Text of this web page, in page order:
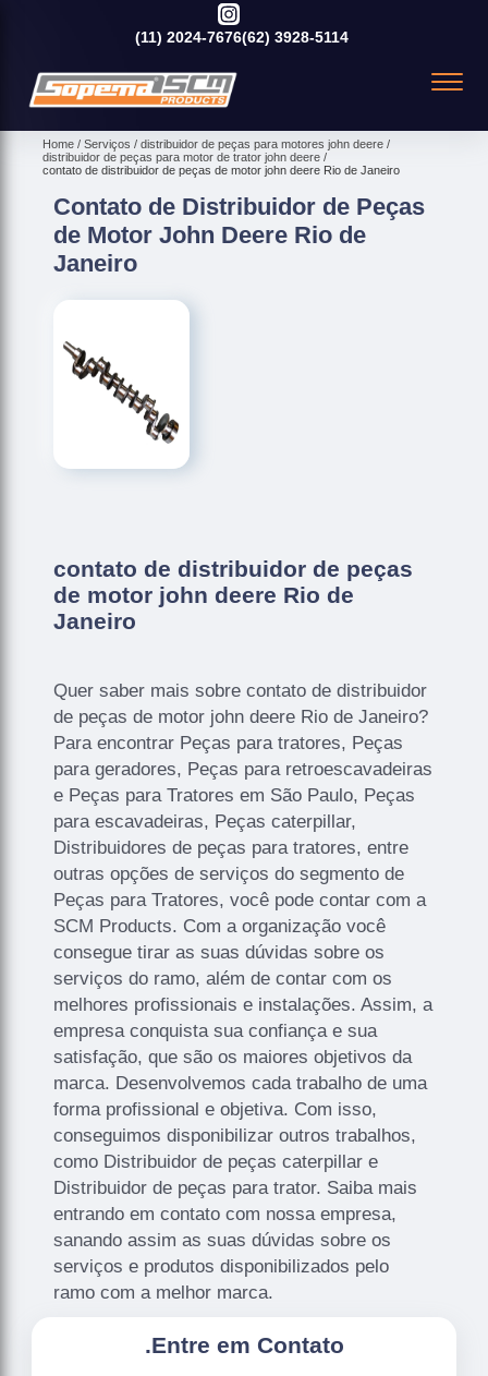
(11) 2024-7676(62) 3928-5114
Home Serviços
distribuidor de peças para motores john deere
distribuidor de peças para motor de trator john deere
contato de distribuidor de peças de motor john deere Rio de Janeiro
Contato de Distribuidor de Peças
de Motor John Deere Rio de
Janeiro
contato de distribuidor de peças
de motor john deere Rio de
Janeiro
Quer saber mais sobre contato de distribuidor
de peças de motor john deere Rio de Janeiro?
Para encontrar Peças para tratores, Peças
para geradores, Peças para retroescavadeiras
e Peças para Tratores em São Paulo, Peças
para escavadeiras, Peças caterpillar,
Distribuidores de peças para tratores, entre
outras opções de serviços do segmento de
Peças para Tratores, você pode contar com a
SCM Products. Com a organização você
consegue tirar as suas dúvidas sobre os
serviços do ramo, além de contar com os
melhores profissionais e instalações. Assim, a
empresa conquista sua confiança e sua
satisfação, que são os maiores objetivos da
marca. Desenvolvemos cada trabalho de uma
forma profissional e objetiva. Com isso,
conseguimos disponibilizar outros trabalhos,
como Distribuidor de peças caterpillar e
Distribuidor de peças para trator. Saiba mais
entrando em contato com nossa empresa,
sanando assim as suas dúvidas sobre os
serviços e produtos disponibilizados pelo
ramo com a melhor marca.
.Entre em Contato